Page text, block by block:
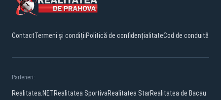
ContactTermeni și condițiiPolitică de confidențialitateCod de conduită
Parteneri:
Realitatea.NETRealitatea SportivaRealitatea StarRealitatea de Bacau